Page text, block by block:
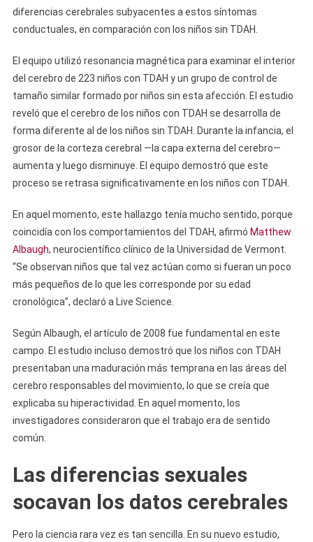
diferencias cerebrales subyacentes a estos síntomas
conductuales, en comparación con los niños sin TDAH.
El equipo utilizó resonancia magnética para examinar el interior
del cerebro de 223 niños con TDAH y un grupo de control de
tamaño similar formado por niños sin esta afección. El estudio
reveló que el cerebro de los niños con TDAH se desarrolla de
forma diferente al de los niños sin TDAH. Durante la infancia, el
grosor de la corteza cerebral —la capa externa del cerebro—
aumenta y luego disminuye. El equipo demostró que este
proceso se retrasa significativamente en los niños con TDAH.
En aquel momento, este hallazgo tenía mucho sentido, porque
coincidía con los comportamientos del TDAH, afirmó Matthew
Albaugh, neurocientífico clínico de la Universidad de Vermont.
“Se observan niños que tal vez actúan como si fueran un poco
más pequeños de lo que les corresponde por su edad
cronológica”, declaró a Live Science.
Según Albaugh, el artículo de 2008 fue fundamental en este
campo. El estudio incluso demostró que los niños con TDAH
presentaban una maduración más temprana en las áreas del
cerebro responsables del movimiento, lo que se creía que
explicaba su hiperactividad. En aquel momento, los
investigadores consideraron que el trabajo era de sentido
común.
Las diferencias sexuales
socavan los datos cerebrales
Pero la ciencia rara vez es tan sencilla. En su nuevo estudio,